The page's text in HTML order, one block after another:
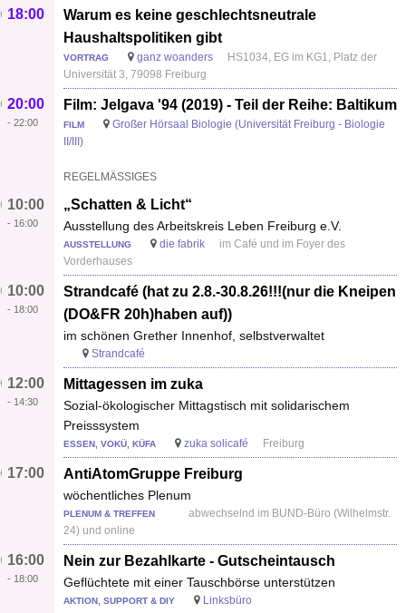
Warum es keine geschlechtsneutrale
Haushaltspolitiken gibt
18:00
VORTRAG ganz woanders
HS1034, EG im KG1, Platz der
Universität 3, 79098 Freiburg
Film: Jelgava '94 (2019) - Teil der Reihe: Baltikum
20:00
- 22:00 FILM
Großer Hörsaal Biologie (Universität Freiburg - Biologie
II/III)
REGELMÄSSIGES
„Schatten & Licht“
Ausstellung des Arbeitskreis Leben Freiburg e.V.
10:00
- 16:00
AUSSTELLUNG die fabrik
im Café und im Foyer des
Vorderhauses
Strandcafé (hat zu 2.8.-30.8.26!!!(nur die Kneipen
(DO&FR 20h)haben auf))
im schönen Grether Innenhof, selbstverwaltet
10:00
- 18:00
Strandcafé
Mittagessen im zuka
Sozial-ökologischer Mittagstisch mit solidarischem
Preisssystem
12:00
- 14:30
ESSEN, VOKÜ, KÜFA zuka solicafé Freiburg
AntiAtomGruppe Freiburg
wöchentliches Plenum
17:00
PLENUM & TREFFEN
abwechselnd im BUND-Büro (Wilhelmstr.
24) und online
Nein zur Bezahlkarte - Gutscheintausch
Geflüchtete mit einer Tauschbörse unterstützen
16:00
- 18:00
AKTION, SUPPORT & DIY Linksbüro